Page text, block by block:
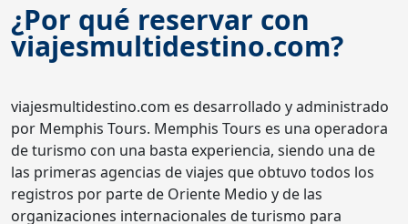
¿Por qué reservar con
viajesmultidestino.com?
viajesmultidestino.com es desarrollado y administrado
por Memphis Tours. Memphis Tours es una operadora
de turismo con una basta experiencia, siendo una de
las primeras agencias de viajes que obtuvo todos los
registros por parte de Oriente Medio y de las
organizaciones internacionales de turismo para